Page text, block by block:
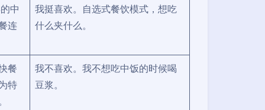
中
连
我挺喜欢。自选式餐饮模式，想吃
什么夹什么。
餐
特
我不喜欢。我不想吃中饭的时候喝
豆浆。